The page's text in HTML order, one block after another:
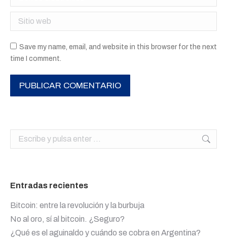
Sitio web
Save my name, email, and website in this browser for the next
time I comment.
PUBLICAR COMENTARIO
Buscar:
Entradas recientes
Bitcoin: entre la revolución y la burbuja
No al oro, sí al bitcoin. ¿Seguro?
¿Qué es el aguinaldo y cuándo se cobra en Argentina?